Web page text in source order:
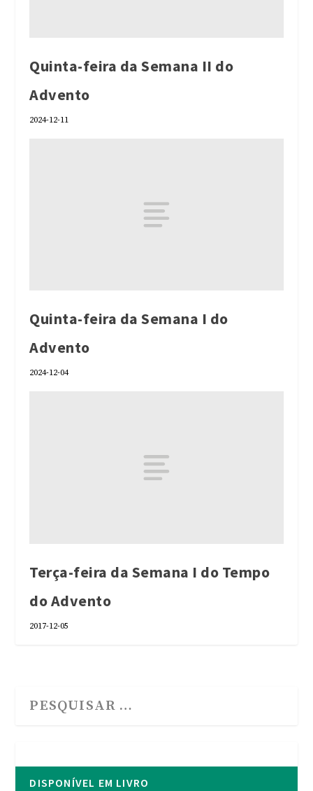
Quinta-feira da Semana II do
Advento
2024-12-11
Quinta-feira da Semana I do
Advento
2024-12-04
Terça-feira da Semana I do Tempo
do Advento
2017-12-05
DISPONÍVEL EM LIVRO